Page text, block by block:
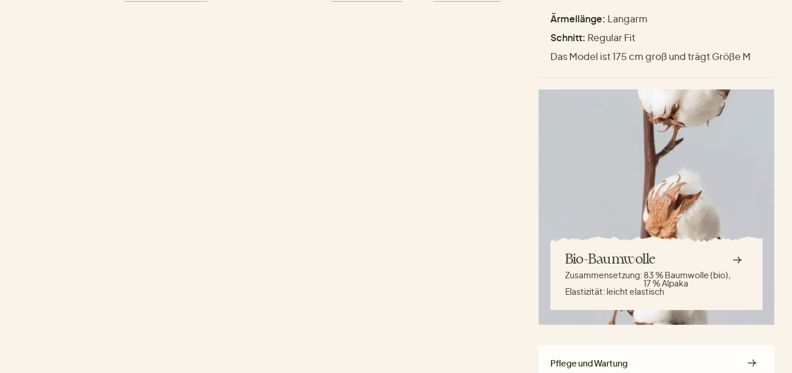
Ärmellänge: Langarm
Schnitt: Regular Fit
Das Model ist 175 cm groß und trägt Größe M
Bio-Baumwolle
Zusammensetzung: 83 % Baumwolle (bio),
17 % Alpaka
Elastizität: leicht elastisch
Pflege und Wartung